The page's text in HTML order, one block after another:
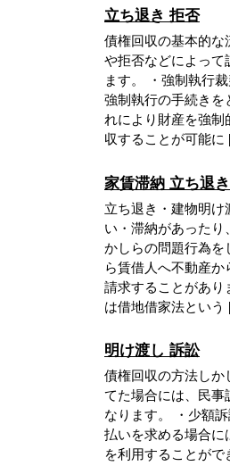
立ち退き 拒否
債権回収の基本的な
や拒否などによって
ます。 ・強制執行
強制執行の手続きを
れにより財産を強制
収することが可能
家賃滞納 立ち退き
立ち退き・建物明
い・滞納があった
かしらの問題行為を
ら賃借人へ不動産
請求することがあり
は借地借家法とい
明け渡し 訴訟
債権回収の方法しか
てた場合には、民事
なります。 ・少額
払いを求める場合に
を利用することが